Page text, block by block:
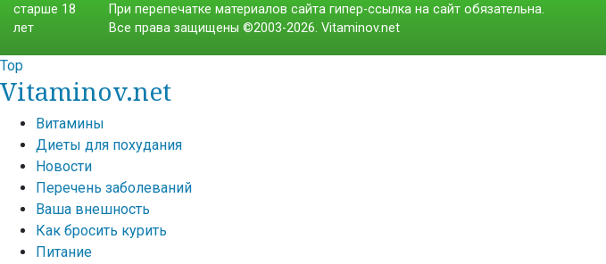
При перепечатке материалов сайта гипер-ссылка на сайт обязательна.
Все права защищены ©2003-2026. Vitaminov.net
Top
Vitaminov.net
Витамины
Диеты для похудания
Новости
Перечень заболеваний
Ваша внешность
Как бросить курить
Питание